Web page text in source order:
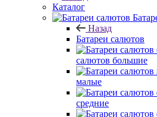
Каталог
Назад
Батареи салютов
салютов большие
малые
средние